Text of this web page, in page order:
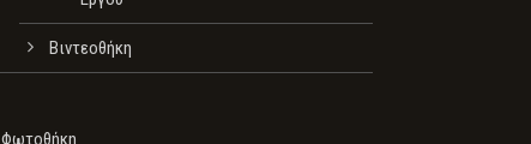
Βιντεοθήκη
Φωτοθήκη